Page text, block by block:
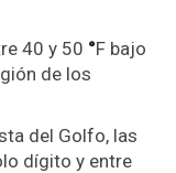
40 y 50 °F bajo
de los
del Golfo, las
dígito y entre